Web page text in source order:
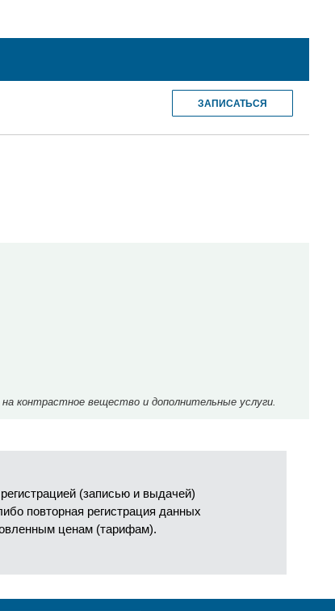
ЗАПИСАТЬСЯ
контрастное вещество и дополнительные услуги.
(записью и выдачей)
повторная регистрация данных
ценам (тарифам).